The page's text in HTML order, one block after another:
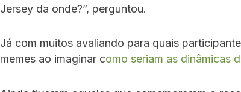
Jersey da onde?”, perguntou.
Já com muitos avaliando para quais
memes ao imaginar como seriam as dinâmicas